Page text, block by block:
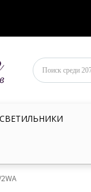
СВЕТИЛЬНИКИ